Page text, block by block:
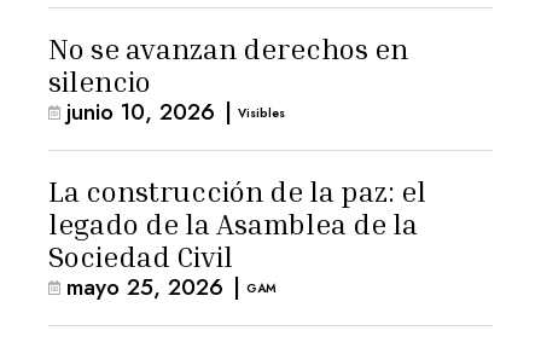
No se avanzan derechos en
silencio
junio 10, 2026 | Visibles
La construcción de la paz: el
legado de la Asamblea de la
Sociedad Civil
mayo 25, 2026 | GAM